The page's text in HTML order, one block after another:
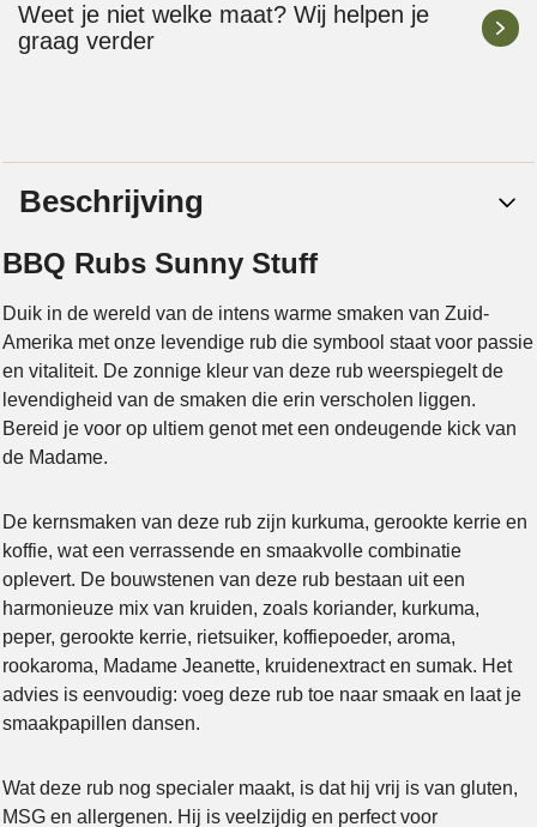
Weet je niet welke maat? Wij helpen je
graag verder
Beschrijving
BBQ Rubs Sunny Stuff
Duik in de wereld van de intens warme smaken van Zuid-
Amerika met onze levendige rub die symbool staat voor passie
en vitaliteit. De zonnige kleur van deze rub weerspiegelt de
levendigheid van de smaken die erin verscholen liggen.
Bereid je voor op ultiem genot met een ondeugende kick van
de Madame.
De kernsmaken van deze rub zijn kurkuma, gerookte kerrie en
koffie, wat een verrassende en smaakvolle combinatie
oplevert. De bouwstenen van deze rub bestaan uit een
harmonieuze mix van kruiden, zoals koriander, kurkuma,
peper, gerookte kerrie, rietsuiker, koffiepoeder, aroma,
rookaroma, Madame Jeanette, kruidenextract en sumak. Het
advies is eenvoudig: voeg deze rub toe naar smaak en laat je
smaakpapillen dansen.
Wat deze rub nog specialer maakt, is dat hij vrij is van gluten,
MSG en allergenen. Hij is veelzijdig en perfect voor